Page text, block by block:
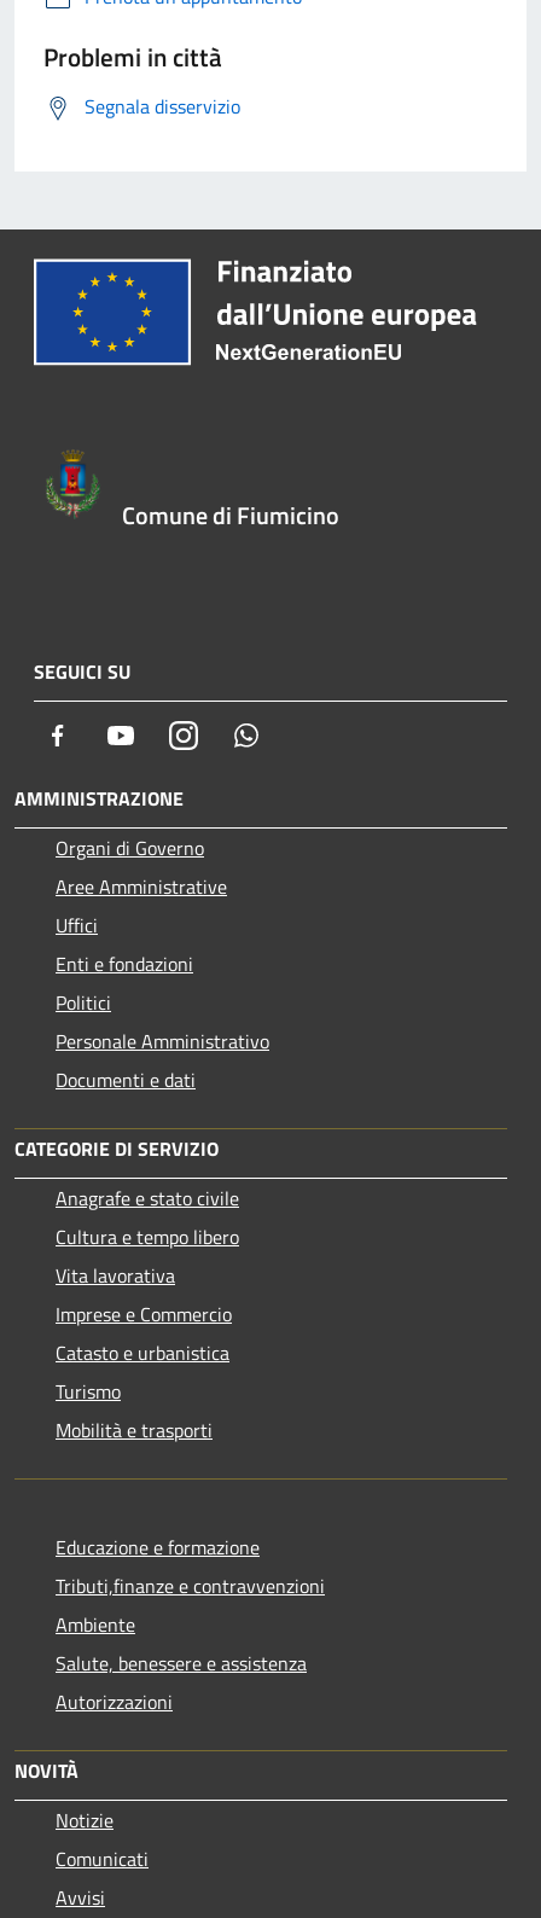
Problemi in città
Segnala disservizio
Comune di Fiumicino
SEGUICI SU
Facebook YoutubeInstagram
AMMINISTRAZIONE
Organi di Governo
Aree Amministrative
Uffici
Enti e fondazioni
Politici
Personale Amministrativo
Documenti e dati
CATEGORIE DI SERVIZIO
Anagrafe e stato civile
Cultura e tempo libero
Vita lavorativa
Imprese e Commercio
Catasto e urbanistica
Turismo
Mobilità e trasporti
Educazione e formazione
Tributi,finanze e contravvenzioni
Ambiente
Salute, benessere e assistenza
Autorizzazioni
NOVITÀ
Notizie
Comunicati
Avvisi